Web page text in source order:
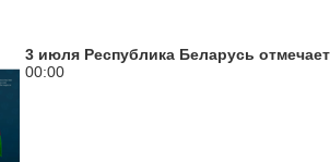
3 июля Республика Беларусь
00:00